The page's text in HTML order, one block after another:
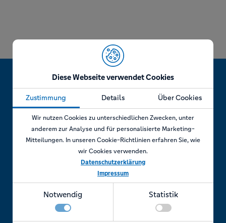
Diese Webseite verwendet Cookies
Zustimmung Details Über Cookies
Wir nutzen Cookies zu unterschiedlichen Zwecken, unter
anderem zur Analyse und für personalisierte Marketing-
Mitteilungen. In unseren Cookie-Richtlinien erfahren Sie, wie
wir Cookies verwenden.
Datenschutzerklärung
Impressum
Notwendig Statistik
Jetzt Termin vereinbaren!
Telefonisch
+49 7841 69 11880